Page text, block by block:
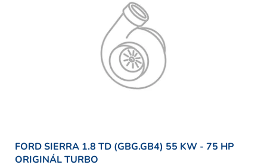
FORD SIERRA 1.8 TD (GBG.GB4) 55 KW - 75 HP
ORIGINÁL TURBO